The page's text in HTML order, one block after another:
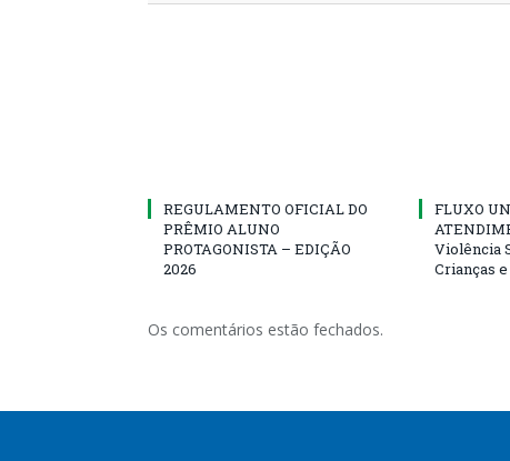
REGULAMENTO OFICIAL DO
PRÊMIO ALUNO
PROTAGONISTA – EDIÇÃO
2026
FLUXO
Violência
Crianças
Os comentários estão fechados.